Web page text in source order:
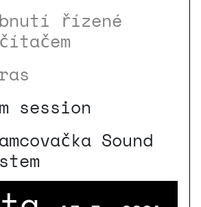
řízené
session
Sound